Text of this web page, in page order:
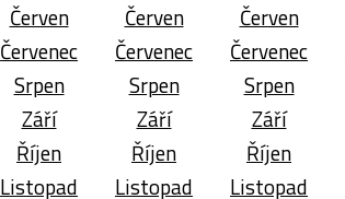
Červen
Červenec
Srpen
Září
Říjen
Listopad
Červen
Červenec
Srpen
Září
Říjen
Listopad
Červen
Červenec
Srpen
Září
Říjen
Listopad